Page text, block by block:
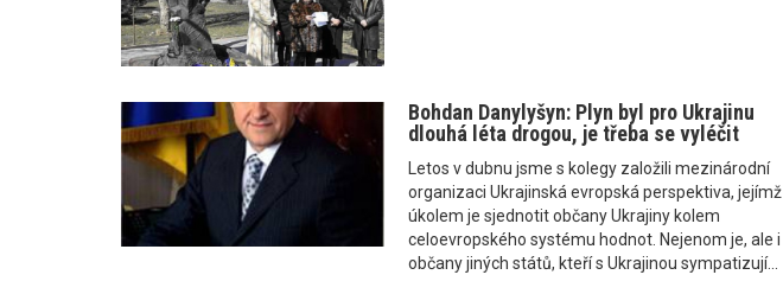
Bohdan Danylyšyn: Plyn byl pro Ukrajinu
dlouhá léta drogou, je třeba se vyléčit
Letos v dubnu jsme s kolegy založili mezinárodní
organizaci Ukrajinská evropská perspektiva, jejímž
úkolem je sjednotit občany Ukrajiny kolem
celoevropského systému hodnot. Nejenom je, ale i
občany jiných států, kteří s Ukrajinou sympatizují...